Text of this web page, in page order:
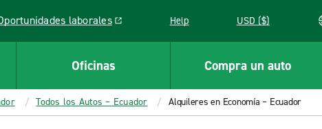
laborales
opens in a new window Help USD ($)
Oficinas Compra un auto
Todos los Autos – Ecuador Alquileres en Economía – Ecuador